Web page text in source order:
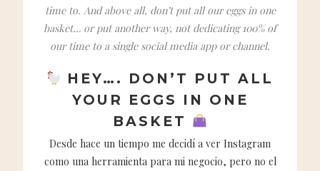
time to. And above all, don’t put all our eggs in one
basket… or put another way, not dedicating 100% of
our time to a single social media app or channel.
HEY…. DON’T PUT ALL
YOUR EGGS IN ONE
BASKET
Desde hace un tiempo me decidí a ver Instagram
como una herramienta para mi negocio, pero no el